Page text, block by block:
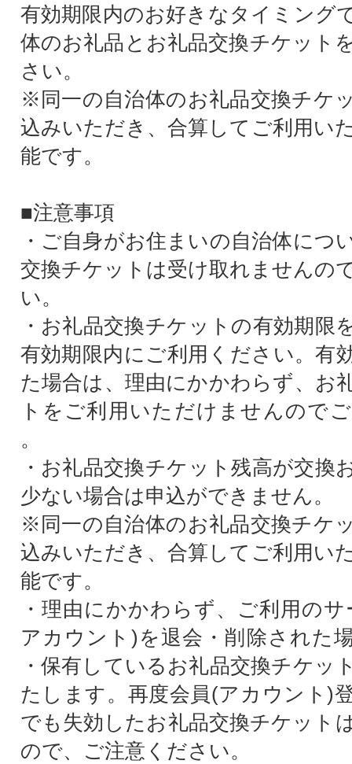
有効期限内のお好きなタイミング
体のお礼品とお礼品交換チケット
さい。
※同一の自治体のお礼品交換チケ
込みいただき、合算してご利用い
能です。
■注意事項
・ご自身がお住まいの自治体につ
交換チケットは受け取れませんの
い。
・お礼品交換チケットの有効期限
有効期限内にご利用ください。有
た場合は、理由にかかわらず、お
トをご利用いただけませんので
。
・お礼品交換チケット残高が交換
少ない場合は申込ができません。
※同一の自治体のお礼品交換チケ
込みいただき、合算してご利用い
能です。
・理由にかかわらず、ご利用の
アカウント)を退会・削除された
・保有しているお礼品交換チケッ
たします。再度会員(アカウント)
でも失効したお礼品交換チケット
ので、ご注意ください。